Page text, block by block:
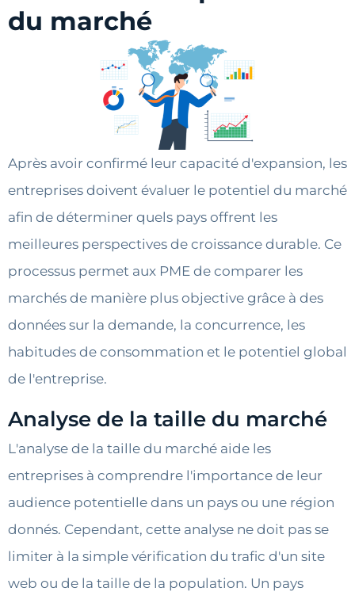
du marché
Après avoir confirmé leur capacité d'expansion, les
entreprises doivent évaluer le potentiel du marché
afin de déterminer quels pays offrent les
meilleures perspectives de croissance durable. Ce
processus permet aux PME de comparer les
marchés de manière plus objective grâce à des
données sur la demande, la concurrence, les
habitudes de consommation et le potentiel global
de l'entreprise.
Analyse de la taille du marché
L'analyse de la taille du marché aide les
entreprises à comprendre l'importance de leur
audience potentielle dans un pays ou une région
donnés. Cependant, cette analyse ne doit pas se
limiter à la simple vérification du trafic d'un site
web ou de la taille de la population. Un pays